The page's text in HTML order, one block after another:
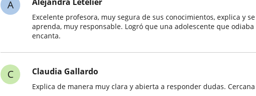
A
Excelente profesora, muy segura de sus conocimientos, explica y
aprenda, muy responsable. Logró que una adolescente que
encanta.
C Claudia Gallardo
Explica de manera muy clara y abierta a responder dudas.